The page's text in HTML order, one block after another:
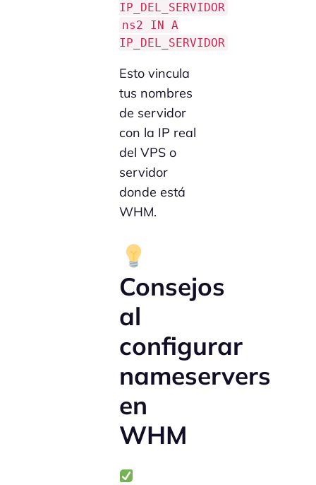
IP_DEL_SERVIDOR
ns2 IN A
IP_DEL_SERVIDOR
Esto vincula
tus nombres
de servidor
con la IP real
del VPS o
servidor
donde está
WHM.
Consejos
al
configurar
nameservers
en
WHM